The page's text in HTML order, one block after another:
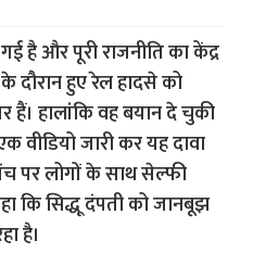
है और पूरी राजनीति का केंद्र
के दौरान हुए रेल हादसे को
हैं। हालांकि वह बयान दे चुकी
जारी कर यह दावा
पर लोगों के साथ सेल्‍फी
कि सिद्धू दंपती को जानबूझ
है।